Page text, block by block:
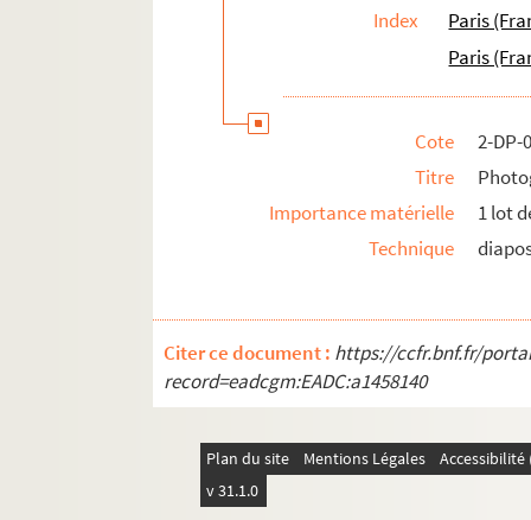
Index
Paris
Paris
Cote
2-DP-
Titre
Importance matérielle
1 lot
Technique
Citer ce document : https://ccfr.bnf.fr/
record=eadcgm:EADC:a1458140
Plan du site Mentions Légales
v 31.1.0